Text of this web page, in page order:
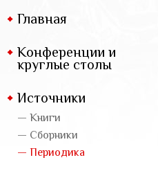
Главная
Конференции и
круглые столы
Источники
— Книги
— Сборники
— Периодика